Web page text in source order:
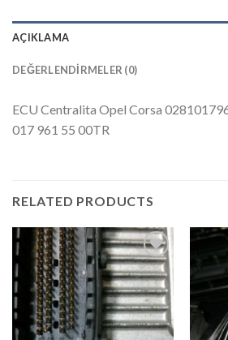
AÇIKLAMA
DEĞERLENDIRMELER (0)
ECU Centralita Opel Corsa
017 961 55 00TR
RELATED PRODUCTS
İstek
Listeme
Ekle